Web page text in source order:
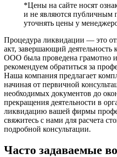
*Цены на сайте носят
и не являются публичным
уточнять цены у
Процедура ликвидации — это
акт, завершающий
ООО была проведена грамотно
рекомендуем обратиться за
Наша компания предлагает
начиная от первичной
необходимых документов до
прекращения деятельности в
ликвидацию вашей фирмы
свяжитесь с нами для расчета
подробной консультации.
Часто задаваемые